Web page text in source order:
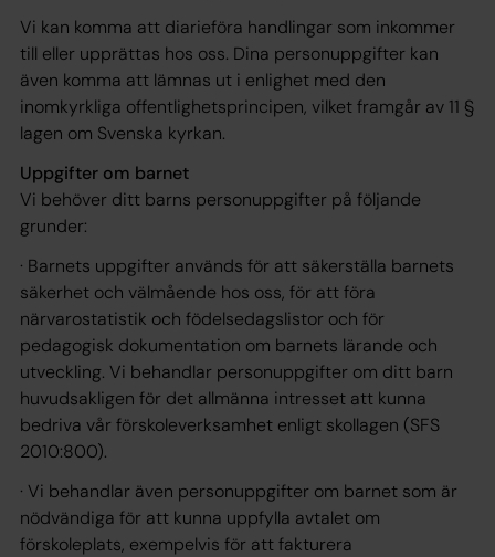
Vi kan komma att diarieföra handlingar som inkommer
till eller upprättas hos oss. Dina personuppgifter kan
även komma att lämnas ut i enlighet med den
inomkyrkliga offentlighetsprincipen, vilket framgår av 11 §
lagen om Svenska kyrkan.
Uppgifter om barnet
Vi behöver ditt barns personuppgifter på följande
grunder:
· Barnets uppgifter används för att säkerställa barnets
säkerhet och välmående hos oss, för att föra
närvarostatistik och födelsedagslistor och för
pedagogisk dokumentation om barnets lärande och
utveckling. Vi behandlar personuppgifter om ditt barn
huvudsakligen för det allmänna intresset att kunna
bedriva vår förskoleverksamhet enligt skollagen (SFS
2010:800).
· Vi behandlar även personuppgifter om barnet som är
nödvändiga för att kunna uppfylla avtalet om
förskoleplats, exempelvis för att fakturera